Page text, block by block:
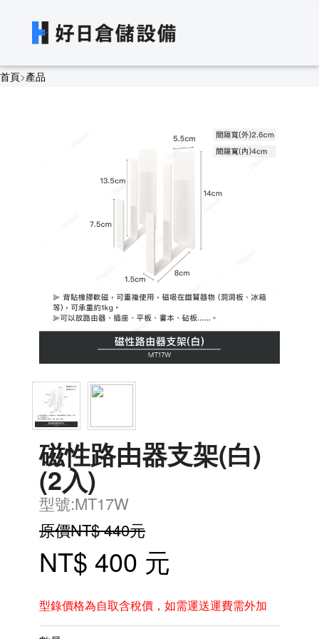
首頁>產品
磁性路由器支架(白)
(2入)
型號:MT17W
原價NT$ 440元
NT$ 400 元
型錄價格為自取含稅價，如需運送運費需外加